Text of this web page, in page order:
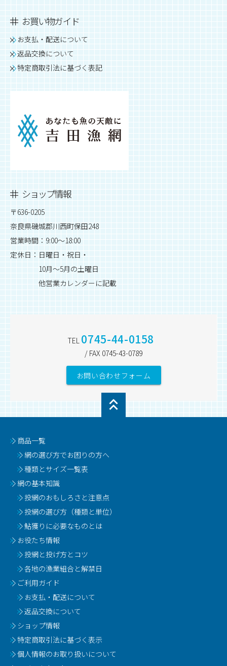
お買い物ガイド
お支払・配送について
返品交換について
特定商取引法に基づく表記
ショップ情報
〒636-0205
奈良県磯城郡川西町保田248
営業時間：9:00～18:00
定休日：日曜日・祝日・
10月～5月の土曜日
他営業カレンダーに記載
TEL 0745-44-0158
/ FAX 0745-43-0789
お問い合わせフォーム
商品一覧
網の選び方でお困りの方へ
種類とサイズ一覧表
網の基本知識
投網のおもしろさと注意点
投網の選び方（種類と単位）
鮎獲りに必要なものとは
お役たち情報
投網と投げ方とコツ
各地の漁業組合と解禁日
ご利用ガイド
お支払・配送について
返品交換について
ショップ情報
特定商取引法に基づく表示
個人情報のお取り扱いについて